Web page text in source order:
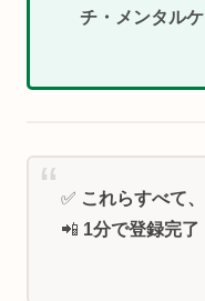
チ・メンタル
✅ これらすべて
📲 1分で登録完